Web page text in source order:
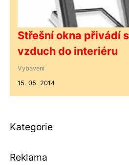
Střešní okna přivádí
vzduch do interiéru
Vybavení
15. 05. 2014
Kategorie
Reklama